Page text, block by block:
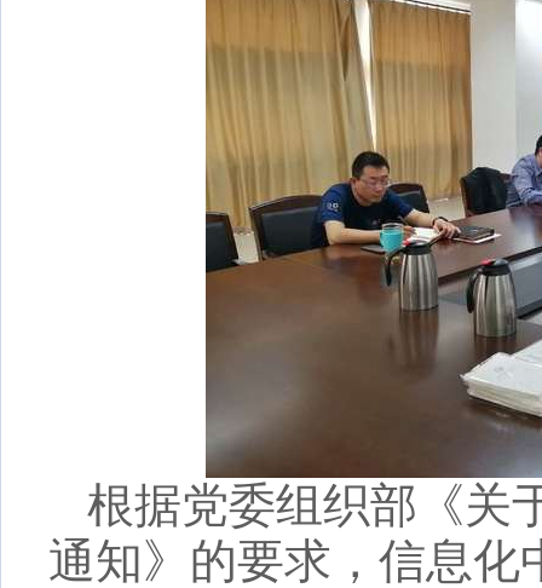
根据党委组织部 《关
通知》 的要求，信息化